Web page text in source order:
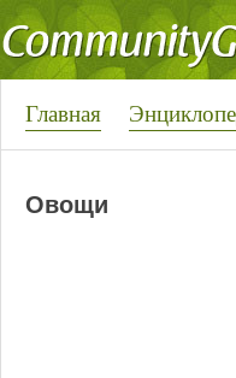
Главная
Овощи